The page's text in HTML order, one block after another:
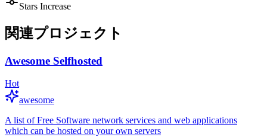
Stars Increase
関連プロジェクト
Awesome Selfhosted
Hot
awesome
A list of Free Software network services and web applications
which can be hosted on your own servers